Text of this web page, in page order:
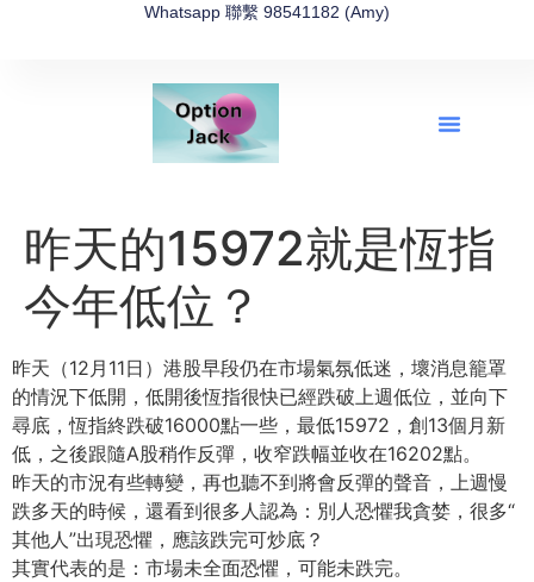
Whatsapp 聯繫 98541182 (Amy)
昨天的15972就是恆指
今年低位？
昨天（12月11日）港股早段仍在市場氣氛低迷， 壞消息籠罩
的情況下低開，低開後恆指很快已經跌破上週低位， 並向下
尋底，恆指終跌破16000點一些，最低15972， 創13個月新
低，之後跟隨A股稍作反彈， 收窄跌幅並收在16202點。
昨天的市況有些轉變，再也聽不到將會反彈的聲音， 上週慢
跌多天的時候，還看到很多人認為：別人恐懼我貪婪，很多“
其他人”出現恐懼，應該跌完可炒底？
其實代表的是：市場未全面恐懼，可能未跌完。